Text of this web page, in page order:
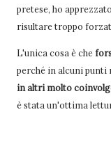
pretese, ho
risultare troppo
L'unica cosa è che
perché in alcuni
in altri molto
è stata un'ottima